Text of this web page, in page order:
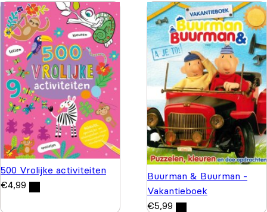
500 Vrolijke activiteiten
€4,99
Buurman & Buurman -
Vakantieboek
€5,99